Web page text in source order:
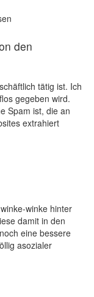
den
tätig ist. Ich
gegeben wird.
Spam ist, die an
extrahiert
winke hinter
damit in den
eine bessere
asozialer